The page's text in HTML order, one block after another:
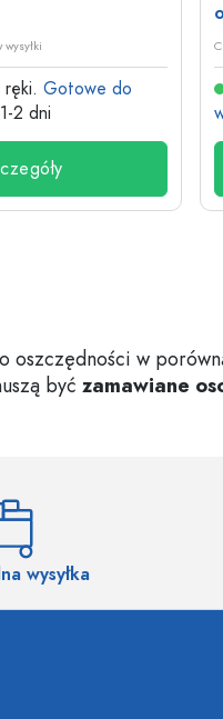
Gotowe do
2 dni
oszczędności w
być zamawiane
wysyłka